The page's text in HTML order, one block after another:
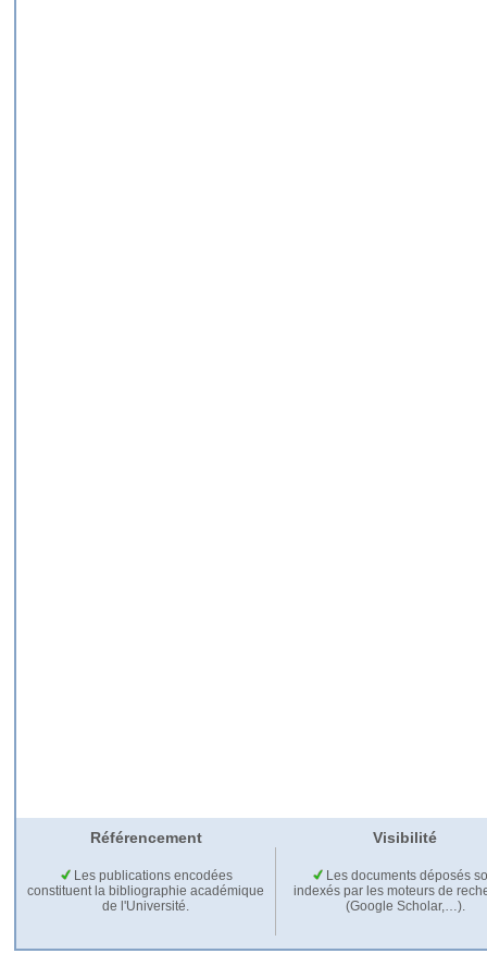
Référencement Visibilité
Les publications encodées
constituent la bibliographie académique
de l'Université.
Les documents déposés
indexés par les moteurs de
(Google Scholar,…).